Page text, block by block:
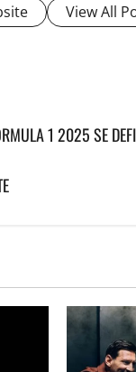
View All
1 2025 SE